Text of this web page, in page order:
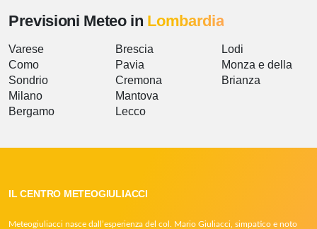
Previsioni Meteo in Lombardia
Varese
Como
Sondrio
Milano
Bergamo
Brescia
Pavia
Cremona
Mantova
Lecco
Lodi
Monza e della
Brianza
IL CENTRO METEOGIULIACCI
Meteogiuliacci nasce dall’esperienza del col. Mario Giuliacci, simpatico e noto